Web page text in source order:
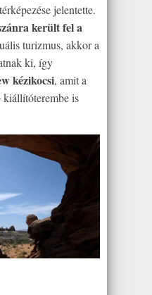
jelentette.
került fel a
turizmus, akkor a
ki, így
kézikocsi, amit a
kiállítóterembe is